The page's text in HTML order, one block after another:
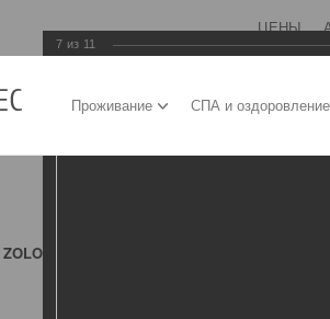
ЦЕНЫ
Проживание СПА и оздоровление
(GOLDEN) RESTAURANT
7 из 11